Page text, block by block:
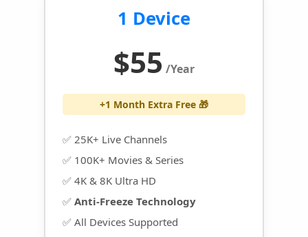
1 Device
$55 /Year
+1 Month Extra Free 🎁
✅ 25K+ Live Channels
✅ 100K+ Movies & Series
✅ 4K & 8K Ultra HD
✅ Anti-Freeze Technology
✅ All Devices Supported